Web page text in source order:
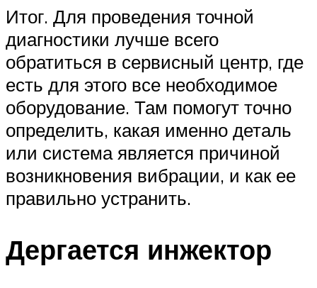
Итог. Для проведения точной
диагностики лучше всего
обратиться в сервисный центр, где
есть для этого все необходимое
оборудование. Там помогут точно
определить, какая именно деталь
или система является причиной
возникновения вибрации, и как ее
правильно устранить.
Дергается инжектор